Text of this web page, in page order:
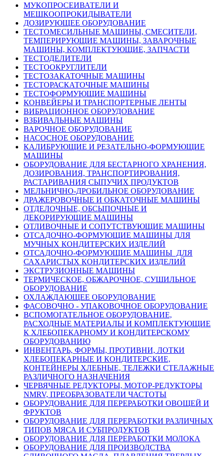
МУКОПРОСЕИВАТЕЛИ И
МЕШКООПРОКИДЫВАТЕЛИ
ДОЗИРУЮЩЕЕ ОБОРУДОВАНИЕ
ТЕСТОМЕСИЛЬНЫЕ МАШИНЫ, СМЕСИТЕЛИ,
ТЕМПЕРИРУЮЩИЕ МАШИНЫ, ЗАВАРОЧНЫЕ
МАШИНЫ, КОМПЛЕКТУЮЩИЕ, ЗАПЧАСТИ
ТЕСТОДЕЛИТЕЛИ
ТЕСТООКРУГЛИТЕЛИ
ТЕСТОЗАКАТОЧНЫЕ МАШИНЫ
ТЕСТОРАСКАТОЧНЫЕ МАШИНЫ
ТЕСТОФОРМУЮЩИЕ МАШИНЫ
КОНВЕЙЕРЫ И ТРАНСПОРТЕРНЫЕ ЛЕНТЫ
ВИБРАЦИОННОЕ ОБОРУДОВАНИЕ
ВЗБИВАЛЬНЫЕ МАШИНЫ
ВАРОЧНОЕ ОБОРУДОВАНИЕ
НАСОСНОЕ ОБОРУДОВАНИЕ
КАЛИБРУЮЩИЕ И РЕЗАТЕЛЬНО-ФОРМУЮЩИЕ
МАШИНЫ
ОБОРУДОВАНИЕ ДЛЯ БЕСТАРНОГО ХРАНЕНИЯ,
ДОЗИРОВАНИЯ, ТРАНСПОРТИРОВАНИЯ,
РАСТАРИВАНИЯ СЫПУЧИХ ПРОДУКТОВ
МЕЛЬНИЧНО-ДРОБИЛЬНОЕ ОБОРУДОВАНИЕ
ДРАЖЕРОВОЧНЫЕ И ОБКАТОЧНЫЕ МАШИНЫ
ОТДЕЛОЧНЫЕ, ОБСЫПОЧНЫЕ И
ДЕКОРИРУЮЩИЕ МАШИНЫ
ОТЛИВОЧНЫЕ И СОПУТСТВУЮЩИЕ МАШИНЫ
ОТСАДОЧНО-ФОРМУЮЩИЕ МАШИНЫ ДЛЯ
МУЧНЫХ КОНДИТЕРСКИХ ИЗДЕЛИЙ
ОТСАДОЧНО-ФОРМУЮЩИЕ МАШИНЫ ДЛЯ
САХАРИСТЫХ КОНДИТЕРСКИХ ИЗДЕЛИЙ
ЭКСТРУЗИОННЫЕ МАШИНЫ
ТЕРМИЧЕСКОЕ, ОБЖАРОЧНОЕ, СУШИЛЬНОЕ
ОБОРУДОВАНИЕ
ОХЛАЖДАЮЩЕЕ ОБОРУДОВАНИЕ
ФАСОВОЧНО - УПАКОВОЧНОЕ ОБОРУДОВАНИЕ
ВСПОМОГАТЕЛЬНОЕ ОБОРУДОВАНИЕ,
РАСХОДНЫЕ МАТЕРИАЛЫ И КОМПЛЕКТУЮЩИЕ
К ХЛЕБОПЕКАРНОМУ И КОНДИТЕРСКОМУ
ОБОРУДОВАНИЮ
ИНВЕНТАРЬ, ФОРМЫ, ПРОТИВНИ, ЛОТКИ
ХЛЕБОПЕКАРНЫЕ И КОНДИТЕРСКИЕ,
КОНТЕЙНЕРЫ ХЛЕБНЫЕ, ТЕЛЕЖКИ СТЕЛАЖНЫЕ
РАЗЛИЧНОГО НАЗНАЧЕНИЯ
ЧЕРВЯЧНЫЕ РЕДУКТОРЫ, МОТОР-РЕДУКТОРЫ
NMRV, ПРЕОБРАЗОВАТЕЛИ ЧАСТОТЫ
ОБОРУДОВАНИЕ ДЛЯ ПЕРЕРАБОТКИ ОВОЩЕЙ И
ФРУКТОВ
ОБОРУДОВАНИЕ ДЛЯ ПЕРЕРАБОТКИ РАЗЛИЧНЫХ
ТИПОВ МЯСА И СУБПРОДУКТОВ
ОБОРУДОВАНИЕ ДЛЯ ПЕРЕРАБОТКИ МОЛОКА
ОБОРУДОВАНИЕ ДЛЯ ПРОИЗВОДСТВА